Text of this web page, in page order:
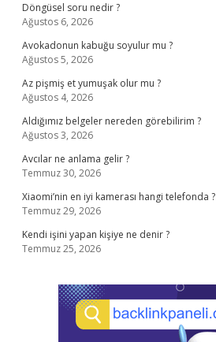
Döngüsel soru nedir ?
Ağustos 6, 2026
Avokadonun kabuğu soyulur mu ?
Ağustos 5, 2026
Az pişmiş et yumuşak olur mu ?
Ağustos 4, 2026
Aldığımız belgeler nereden görebilirim ?
Ağustos 3, 2026
Avcılar ne anlama gelir ?
Temmuz 30, 2026
Xiaomi’nin en iyi kamerası hangi telefonda ?
Temmuz 29, 2026
Kendi işini yapan kişiye ne denir ?
Temmuz 25, 2026